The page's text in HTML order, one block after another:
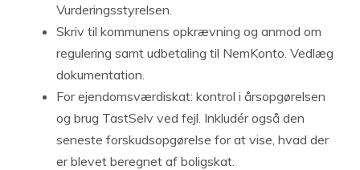
Vurderingsstyrelsen.
Skriv til kommunens opkrævning og anmod om
regulering samt udbetaling til NemKonto. Vedlæg
dokumentation.
For ejendomsværdiskat: kontrol i årsopgørelsen
og brug TastSelv ved fejl. Inkludér også den
seneste forskudsopgørelse for at vise, hvad der
er blevet beregnet af boligskat.